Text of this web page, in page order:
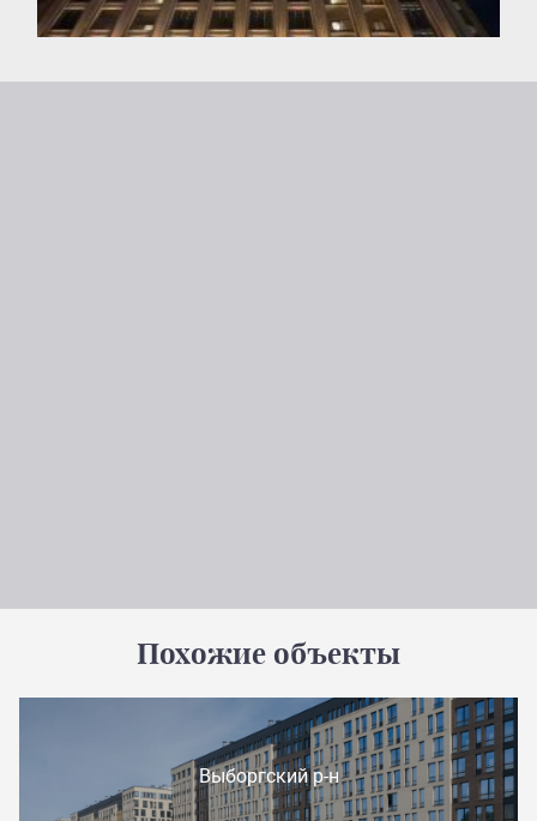
Похожие объекты
Выборгский р-н